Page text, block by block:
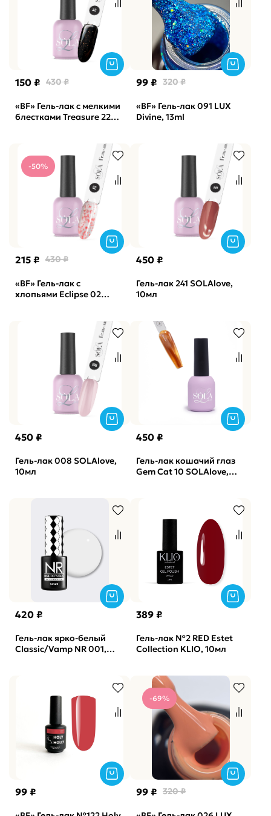
150 ₽ 430 ₽
«BF» Гель-лак с мелкими
блестками Treasure 22
99 ₽ 320 ₽
«BF» Гель-лак 091 LUX
Divine, 13ml
-50%
215 ₽ 430 ₽
«BF» Гель-лак с
хлопьями Eclipse 02
450 ₽
Гель-лак 241 SOLAlove,
10мл
450 ₽
Гель-лак 008 SOLAlove,
10мл
450 ₽
Гель-лак кошачий глаз
Gem Cat 10 SOLAlove,
420 ₽
Гель-лак ярко-белый
Classic/Vamp NR 001,
389 ₽
Гель-лак №2 RED Estet
Collection KLIO, 10мл
99 ₽
-69%
99 ₽ 320 ₽